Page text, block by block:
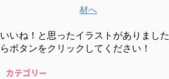
いいね！と思ったイラストがありました
らボタンをクリックしてください！
カテゴリー